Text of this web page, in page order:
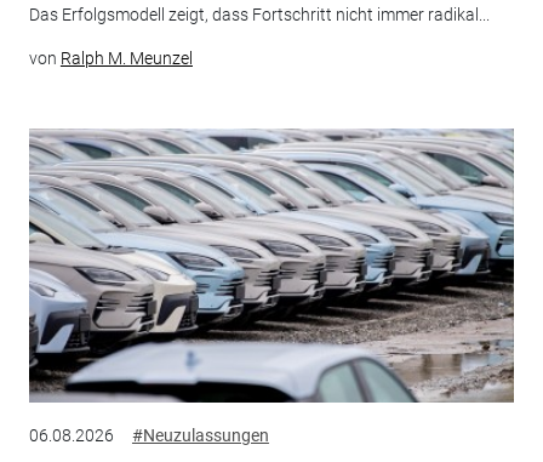
Das Erfolgsmodell zeigt, dass Fortschritt nicht immer radikal...
von Ralph M. Meunzel
06.08.2026 #Neuzulassungen